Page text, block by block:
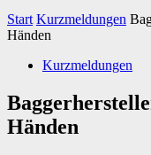
Start Kurzmeldungen
Händen
Kurzmeldungen
Händen